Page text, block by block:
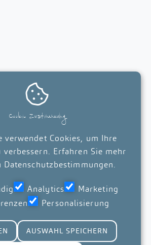

Cookie Zustimmung
verwendet Cookies, um Ihre
Erfahren Sie mehr
Datenschutzbestimmungen.
Analytics
Marketing
Personalisierung
AUSWAHL SPEICHERN